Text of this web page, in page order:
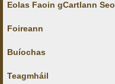
Eolas Faoin gCartlann Seo
Foireann
Buíochas
Teagmháil